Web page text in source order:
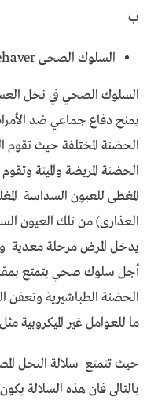
ب
السلوك الصحى hygienic behaver
السلوك الصحي في نحل
يمنح دفاع جماعي ضد
الحضنة المريضة والميتة
المغطى للعيون السداسة
العذارى) من تلك العيون
يدخل المرض مرحلة معدية
أجل سلوك صحي يتمتع
الحضنة الطباشيرية وتعفن
ما للعوامل غير الميكروبية
حيث تتمتع سلالة النحل
بالتالى فان هذه السلالة